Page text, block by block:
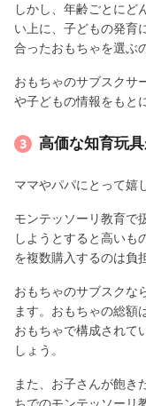
しかし、年齢ごとにど
い上に、子どもの発育
合ったおもちゃを選ぶ
おもちゃのサブスクサ
や子どもの情報をもと
高価な知育玩
ママやパパにとって嬉
モンテッソーリ教育で
しようとすると高いも
を複数購入するのは負
おもちゃのサブスクな
ます。おもちゃの総額
おもちゃで構成されて
しょう。
また、お子さんが飽き